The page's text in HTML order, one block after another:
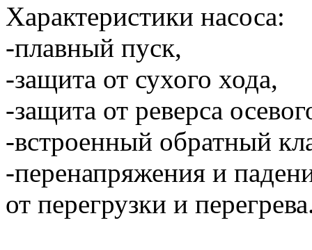
Характеристики насоса:
-плавный пуск,
-защита от сухого хода,
-защита от реверса
-встроенный обратный
-перенапряжения и
от перегрузки и